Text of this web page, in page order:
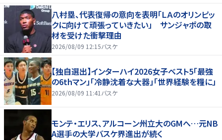
八村塁、代表復帰の意向を表明「ＬＡのオリンピッ
クに向けて頑張っていきたい」 サンジャポの取
材を受けた衝撃理由
2026/08/09 12:15バスケ
【独自選出】インターハイ2026女子ベスト5「最強
の6thマン」「冷静沈着な大器」「世界経験を糧に」
2026/08/09 11:41 バスケ
モンテ・エリス、アルコーン州立大のGMへ…元NB
A選手の大学バスケ界進出が続く